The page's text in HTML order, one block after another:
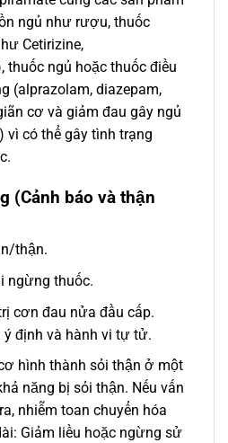
ngủ như rượu, thuốc
Cetirizine,
thuốc ngủ hoặc thuốc điều
(alprazolam, diazepam,
cơ và giảm đau gây ngủ
vì có thể gây tình trạng
(Cảnh báo và thận
thận.
ngừng thuốc.
cơn đau nửa đầu cấp.
ý định và hành vi tự tử.
hình thành sỏi thận ở một
năng bị sỏi thận. Nếu vấn
nhiễm toan chuyển hóa
Giảm liều hoặc ngừng sử